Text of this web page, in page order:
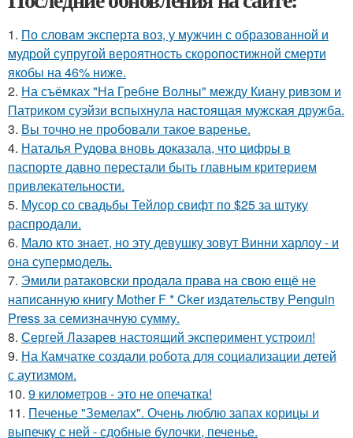
1. По словам эксперта воз, у мужчин с образованной и
мудрой супругой вероятность скоропостижной смерти
якобы на 46% ниже.
2. На съёмках "На Гребне Волны" между Киану ривзом и
Патриком суэйзи вспыхнула настоящая мужская дружба.
3. Вы точно не пробовали такое варенье.
4. Наталья Рудова вновь доказала, что цифры в
паспорте давно перестали быть главным критерием
привлекательности.
5. Мусор со свадьбы Тейлор свифт по $25 за штуку
распродали.
6. Мало кто знает, но эту девушку зовут Винни харлоу - и
она супермодель.
7. Эмили ратаковски продала права на свою ещё не
написанную книгу Mother F * Cker издательству Penguin
Press за семизначную сумму.
8. Сергей Лазарев настоящий эксперимент устроил!
9. На Камчатке создали робота для социализации детей
с аутизмом.
10. 9 километров - это не опечатка!
11. Печенье "Земелах". Очень люблю запах корицы и
выпечку с ней - сдобные булочки, печенье.